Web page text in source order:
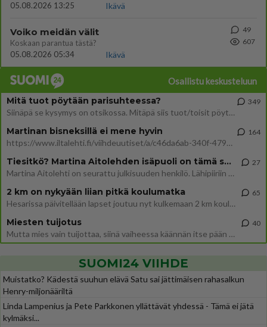
05.08.2026 13:25
Ikävä
Voiko meidän välit
Koskaan parantua tästä?
05.08.2026 05:34
Ikävä
49
607
Osallistu keskusteluun
Mitä tuot pöytään parisuhteessa?
Siinäpä se kysymys on otsikossa. Mitäpä siis tuot/toisit pöytään parisuhteessa? Oletko mies vai nainen? Koetko sen mitä
349
Martinan bisneksillä ei mene hyvin
https://www.iltalehti.fi/viihdeuutiset/a/c46da6ab-340f-4790-aaa7-0865eed2336 Yrityksen konkurssihakemus on tullut kärä
164
Tiesitkö? Martina Aitolehden isäpuoli on tämä suosittu laulaja
Martina Aitolehti on seurattu julkisuuden henkilö. Lähipiiriin mahtuu muitakin tunnettuja henkilöitä. Tiesitkö, että Ma
27
2 km on nykyään liian pitkä koulumatka
Hesarissa päivitellään lapset joutuu nyt kulkemaan 2 km kouluun jösses. Ruostefillarilla tuo matka menee vaikka miten äk
65
Miesten tuijotus
Mutta mies vain tuijottaa, siinä vaiheessa käännän itse pään pois. Mikä juttu? Yleensä jos joku tuijottaa tai katsoo, hä
40
SUOMI24 VIIHDE
Muistatko? Kädestä suuhun elävä Satu sai jättimäisen rahasalkun
Henry-miljonääriltä
Linda Lampenius ja Pete Parkkonen yllättävät yhdessä - Tämä ei jätä
kylmäksi...